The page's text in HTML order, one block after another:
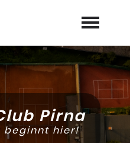
Masters
Pirna
beginnt hier!